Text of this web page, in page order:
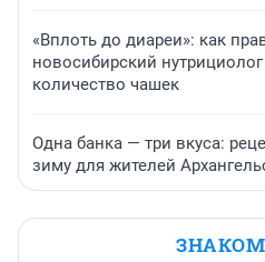
«Вплоть до диареи»: как
новосибирский
количество чашек
Одна банка — три вкуса:
зиму для жителей